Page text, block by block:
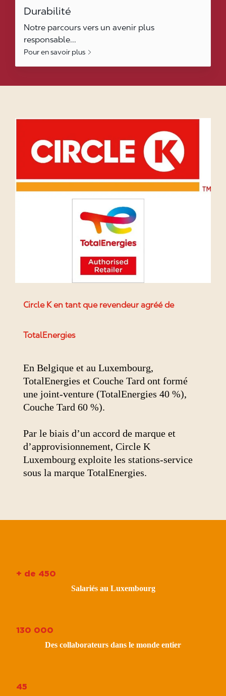
Durabilité
Notre parcours vers un avenir plus
responsable...
Pour en savoir plus
Circle K en tant que revendeur agréé de
TotalEnergies
En Belgique et au Luxembourg,
TotalEnergies et Couche Tard ont formé
une joint-venture (TotalEnergies 40 %),
Couche Tard 60 %).
Par le biais d’un accord de marque et
d’approvisionnement, Circle K
Luxembourg exploite les stations-service
sous la marque TotalEnergies.
+ de 450
Salariés au Luxembourg
130 000
Des collaborateurs dans le monde entier
45